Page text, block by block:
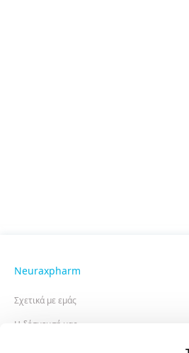
Neuraxpharm
Σχετικά με εμάς
Η δέσμευσή μας